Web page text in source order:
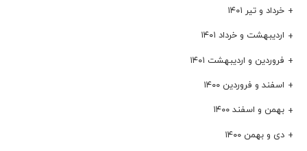
خرداد و تیر ۱۴۰۱
اردیبهشت و خرداد ۱۴۰۱
فروردین و اردیبهشت ۱۴۰۱
اسفند و فروردین ۱۴۰۰
بهمن و اسفند ۱۴۰۰
دی و بهمن ۱۴۰۰